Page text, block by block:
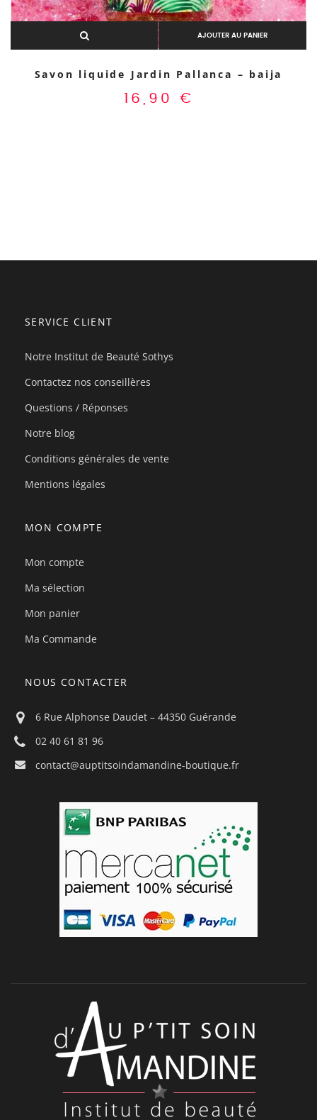
AJOUTER AU PANIER
Savon liquide Jardin Pallanca – baija
16,90 €
SERVICE CLIENT
Notre Institut de Beauté Sothys
Contactez nos conseillères
Questions / Réponses
Notre blog
Conditions générales de vente
Mentions légales
MON COMPTE
Mon compte
Ma sélection
Mon panier
Ma Commande
NOUS CONTACTER
6 Rue Alphonse Daudet – 44350 Guérande
02 40 61 81 96
contact@auptitsoindamandine-boutique.fr